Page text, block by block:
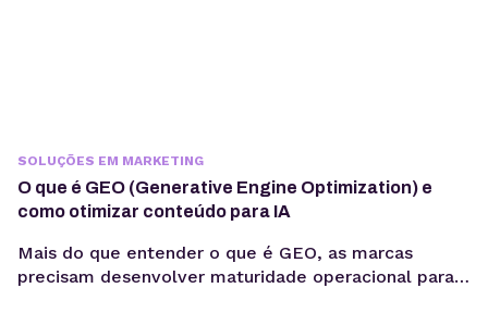
SOLUÇÕES EM MARKETING
O que é GEO (Generative Engine Optimization) e
como otimizar conteúdo para IA
Mais do que entender o que é GEO, as marcas
precisam desenvolver maturidade operacional para